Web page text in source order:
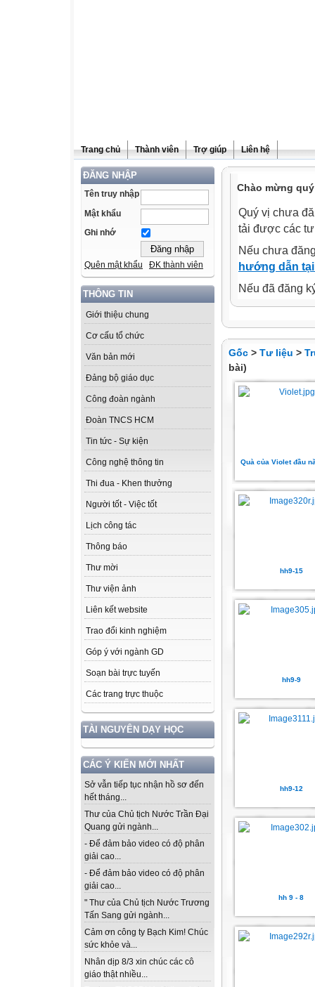
Trang chủ Thành viên Trợ giúp Liên hệ
ĐĂNG NHẬP
Tên truy nhập
Mật khẩu
Ghi nhớ
Quên mật khẩu ĐK thành viên
THÔNG TIN
Giới thiệu chung
Cơ cấu tổ chức
Văn bản mới
Đảng bộ giáo dục
Công đoàn ngành
Đoàn TNCS HCM
Tin tức - Sự kiện
Công nghệ thông tin
Thi đua - Khen thưởng
Người tốt - Việc tốt
Lịch công tác
Thông báo
Thư mời
Thư viện ảnh
Liên kết website
Trao đổi kinh nghiệm
Góp ý với ngành GD
Soạn bài trực tuyến
Các trang trực thuộc
TÀI NGUYÊN DẠY HỌC
CÁC Ý KIẾN MỚI NHẤT
Sở vẫn tiếp tục nhận hồ sơ đến
hết tháng...
Thư của Chủ tịch Nước Trần Đại
Quang gửi ngành...
- Để đảm bảo video có độ phân
giải cao...
- Để đảm bảo video có độ phân
giải cao...
" Thư của Chủ tịch Nước Trương
Tấn Sang gửi ngành...
Cảm ơn công ty Bạch Kim! Chúc
sức khỏe và...
Nhân dịp 8/3 xin chúc các cô
giáo thật nhiều...
Chào mừng
Quý vị chưa
tải được các
Nếu chưa
hướng dẫn
Nếu đã đăng
Gốc > Tư liệu >
bài)
Quà của Violet đầu
hh9-15
hh9-9
hh9-12
hh 9 - 8